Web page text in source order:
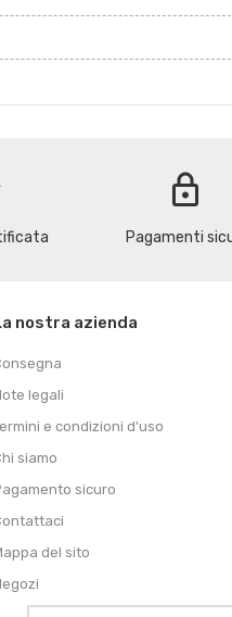
lock
Pagamenti
nostra azienda
legali
e condizioni d'uso
siamo
sicuro
del sito